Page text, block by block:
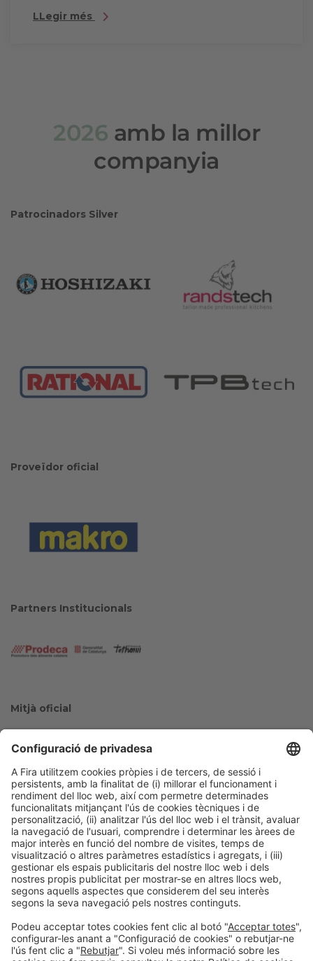
LLegir més
2026 amb la millor
companyia
Patrocinadors Silver
Proveïdor oficial
Partners Institucionals
Mitjà oficial
Col·laboradors